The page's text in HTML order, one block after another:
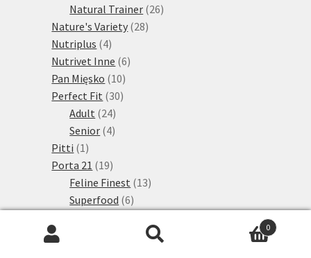
produktů
Natural Trainer 2626
Nature's Variety 2828
Nutriplus 44
produkty
Nutrivet Inne 66
Pan Mięsko 1010
produktů
Perfect Fit 3030
Adult 2424
produktů
Senior 44
Pitti 1 1
produkt
Porta 21 1919
produktů
Feline Finest 1313
Superfood 66
Purina One
0